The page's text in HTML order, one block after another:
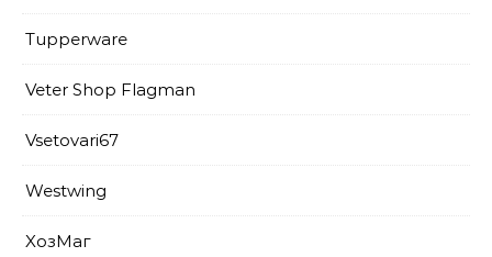
Tupperware
Veter Shop Flagman
Vsetovari67
Westwing
XoзМаг